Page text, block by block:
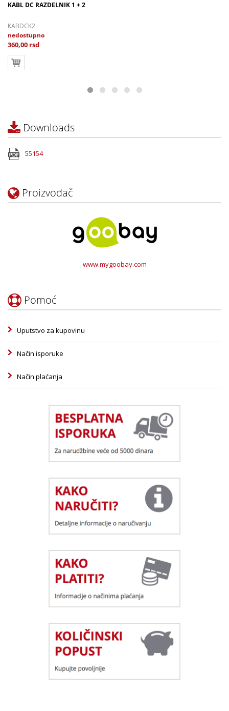
KABL DC RAZDELNIK 1 + 2
KABDCK2
nedostupno
360,00 rsd
Downloads
55154
Proizvođač
www.mygoobay.com
Pomoć
Uputstvo za kupovinu
Način isporuke
Način plaćanja